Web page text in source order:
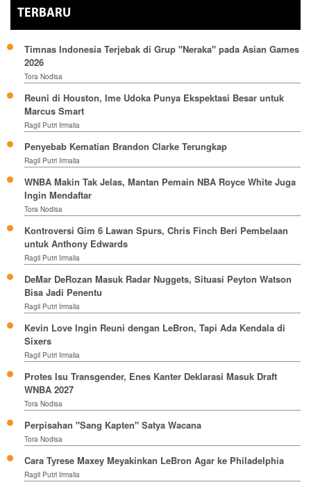
TERBARU
Timnas Indonesia Terjebak di Grup "Neraka" pada Asian Games
2026
Tora Nodisa
Reuni di Houston, Ime Udoka Punya Ekspektasi Besar untuk
Marcus Smart
Ragil Putri Irmalia
Penyebab Kematian Brandon Clarke Terungkap
Ragil Putri Irmalia
WNBA Makin Tak Jelas, Mantan Pemain NBA Royce White Juga
Ingin Mendaftar
Tora Nodisa
Kontroversi Gim 6 Lawan Spurs, Chris Finch Beri Pembelaan
untuk Anthony Edwards
Ragil Putri Irmalia
DeMar DeRozan Masuk Radar Nuggets, Situasi Peyton Watson
Bisa Jadi Penentu
Ragil Putri Irmalia
Kevin Love Ingin Reuni dengan LeBron, Tapi Ada Kendala di
Sixers
Ragil Putri Irmalia
Protes Isu Transgender, Enes Kanter Deklarasi Masuk Draft
WNBA 2027
Tora Nodisa
Perpisahan "Sang Kapten" Satya Wacana
Tora Nodisa
Cara Tyrese Maxey Meyakinkan LeBron Agar ke Philadelphia
Ragil Putri Irmalia